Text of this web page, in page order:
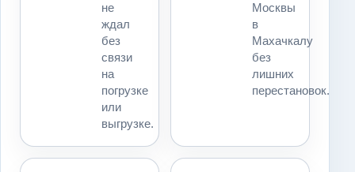
не
ждал
без
связи
на
погрузке
или
выгрузке.
Москвы
в
Махачкалу
без
лишних
перестановок.